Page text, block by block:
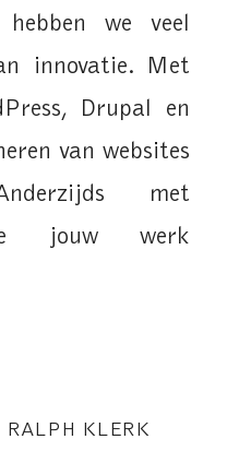
we veel
innovatie. Met
Drupal en
van websites
met
jouw werk
RALPH KLERK